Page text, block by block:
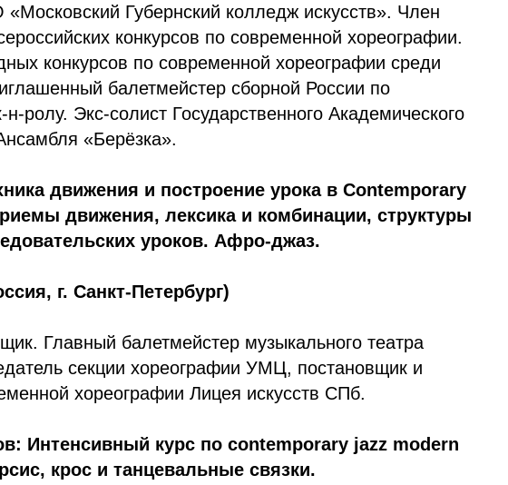
Губернский колледж искусств». Член
конкурсов по современной хореографии.
конкурсов по современной хореографии среди
балетмейстер сборной России по
н-ролу. Экс-солист Государственного Академического
«Берёзка».
движения и построение урока в Contemporary
движения, лексика и комбинации, структуры
уроков. Афро-джаз.
г. Санкт-Петербург)
Главный балетмейстер музыкального театра
секции хореографии УМЦ, постановщик и
хореографии Лицея искусств СПб.
Интенсивный курс по contemporary jazz modern
крос и танцевальные связки.